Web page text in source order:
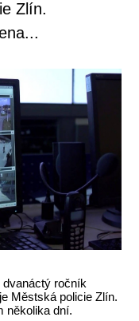
Zlín.
ročník
Městská policie Zlín.
několika dní.